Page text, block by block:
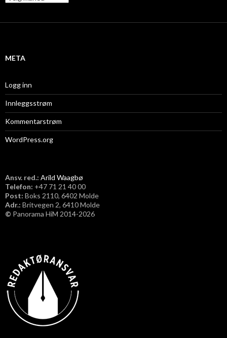
r
i
META
Logg inn
Innleggsstrøm
Kommentarstrøm
WordPress.org
Ansv. red.: Arild Waagbø
Telefon: ​+47 71 21 40 00
Post: Boks 2110, 6402 Molde
Adr.: Britvegen 2, 6410 Molde
© Panorama HiM 2014-2026